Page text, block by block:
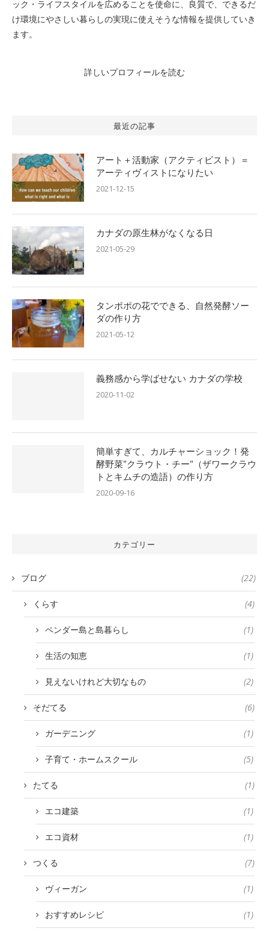
ック・ライフスタイルを広めることを使命に、良質で、できるだ
け環境にやさしい暮らしの実現に使えそうな情報を提供していき
ます。
詳しいプロフィールを読む
最近の記事
アート＋活動家（アクティビスト）＝
アーティヴィストになりたい
2021-12-15
カナダの原生林がなくなる日
2021-05-29
タンポポの花でできる、自然発酵ソー
ダの作り方
2021-05-12
義務感から学ばせない カナダの学校
2020-11-02
簡単すぎて、カルチャーショック！発
酵野菜”クラウト・チー”（ザワークラウ
トとキムチの造語）の作り方
2020-09-16
カテゴリー
ブログ (22)
くらす (4)
ペンダー島と島暮らし (1)
生活の知恵 (1)
見えないけれど大切なもの (2)
そだてる (6)
ガーデニング (1)
子育て・ホームスクール (5)
たてる (1)
エコ建築 (1)
エコ資材 (1)
つくる (7)
ヴィーガン (1)
おすすめレシピ (1)